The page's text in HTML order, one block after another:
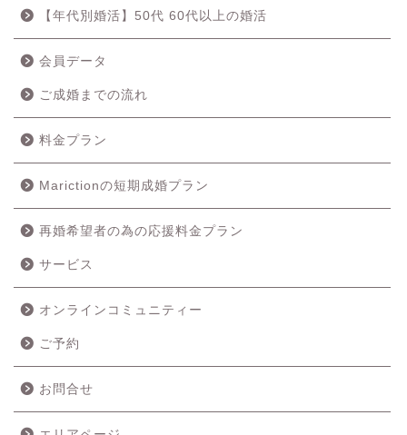
【年代別婚活】50代 60代以上の婚活
会員データ
ご成婚までの流れ
料金プラン
Marictionの短期成婚プラン
再婚希望者の為の応援料金プラン
サービス
オンラインコミュニティー
ご予約
お問合せ